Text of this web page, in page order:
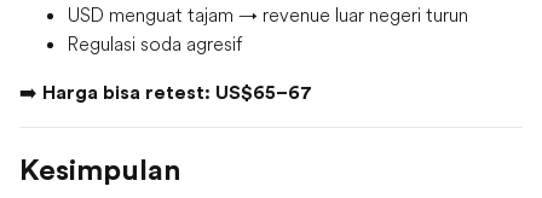
USD menguat tajam → revenue luar negeri turun
Regulasi soda agresif
➡️ Harga bisa retest: US$65–67
Kesimpulan